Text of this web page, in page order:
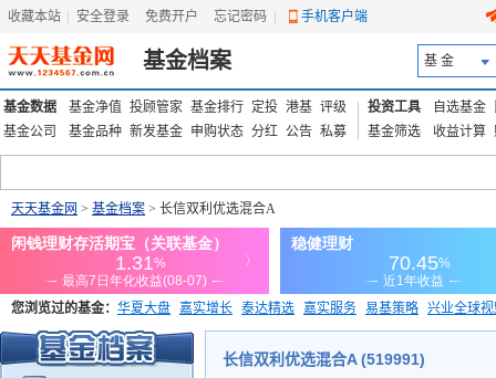
收藏本站 安全登录 免费开户 忘记密码 手机客户端
基金档案 基 金
基金数据 基金净值 投顾管家 基金排行 定投 港基 评级
基金公司
基金品种 新发基金 申购状态 分红 公告 私募
投资工具 自选基金
基金筛选
收益计算
天天基金网 > 基金档案 > 长信双利优选混合A
您浏览过的基金： 华夏大盘 嘉实增长 泰达精选 嘉实服务 易基策略 兴业全球
添富优势 华安宏利 上证180价值ETF
长信双利优选混合A (519991)